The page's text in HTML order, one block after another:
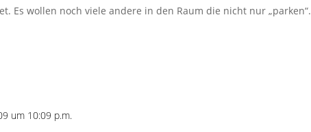
Es wollen noch viele andere in den Raum die nicht nur „parken“.
um 10:09 p.m.